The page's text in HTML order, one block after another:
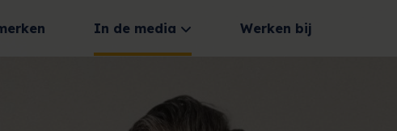
In de media Werken bij